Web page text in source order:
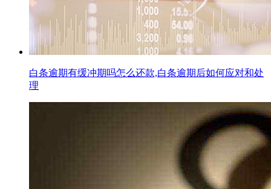
白条逾期有缓冲期吗怎么还款,白条逾期后如何应对和处
理